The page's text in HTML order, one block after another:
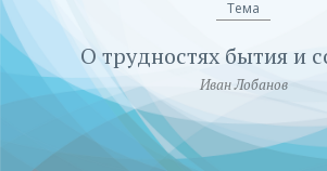
Тема
О трудностях бытия и
Иван Лобанов